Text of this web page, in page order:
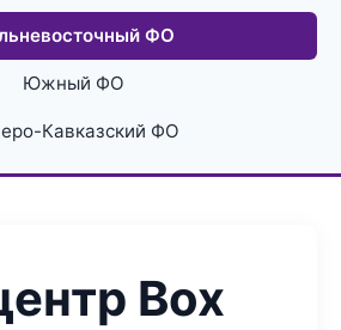
ФО
Южный ФО
Кавказский ФО
Box